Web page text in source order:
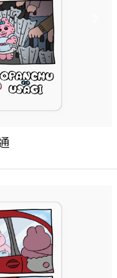
售據點
卡-普通卡
購買